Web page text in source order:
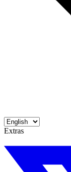
Extras